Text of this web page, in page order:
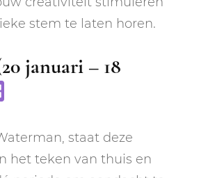
stem te laten horen.
januari – 18
staat deze
het teken van thuis en